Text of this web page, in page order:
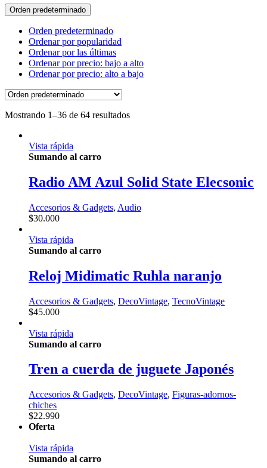
Orden predeterminado
Orden predeterminado
Ordenar por popularidad
Ordenar por las últimas
Ordenar por precio: bajo a alto
Ordenar por precio: alto a bajo
Mostrando 1–36 de 64 resultados
Vista rápida
Sumando al carro
Radio AM Azul Solid State Elecsonic
Accesorios & Gadgets, Audio
$30.000
Vista rápida
Sumando al carro
Reloj Midimatic Ruhla naranjo
Accesorios & Gadgets, DecoVintage, TecnoVintage
$45.000
Vista rápida
Sumando al carro
Tren a cuerda de juguete Japonés
Accesorios & Gadgets, DecoVintage, Figuras-adornos-
chiches
$22.990
Oferta
Vista rápida
Sumando al carro